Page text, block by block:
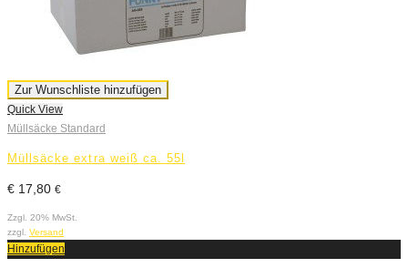
Zur Wunschliste hinzufügen
Quick View
Müllsäcke Standard
Müllsäcke extra weiß ca. 55l
€ 17,80 €
Zzgl. 20% MwSt.
zzgl. Versand
Hinzufügen